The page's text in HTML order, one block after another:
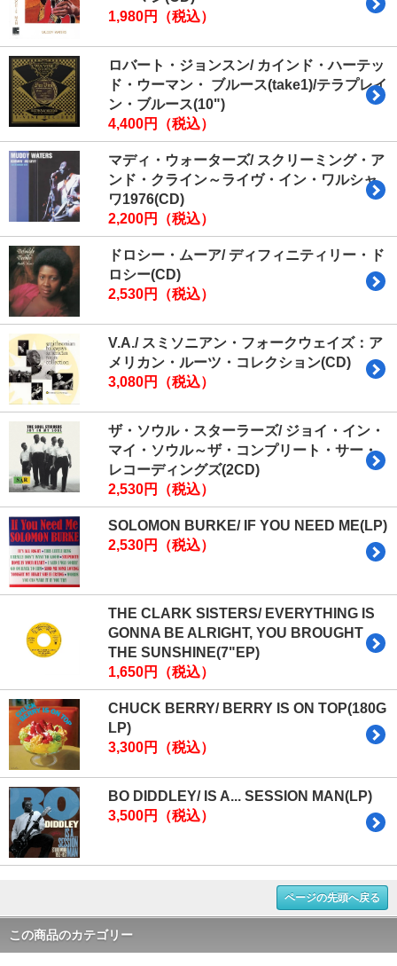
1,980円（税込）
ロバート・ジョンスン/ カインド・ハーテッ
ド・ウーマン・ ブルース(take1)/テラプレイ
ン・ブルース(10")
4,400円（税込）
マディ・ウォーターズ/ スクリーミング・ア
ンド・クライン～ライヴ・イン・ワルシャ
ワ1976(CD)
2,200円（税込）
ドロシー・ムーア/ ディフィニティリー・ド
ロシー(CD)
2,530円（税込）
V.A./ スミソニアン・フォークウェイズ：ア
メリカン・ルーツ・コレクション(CD)
3,080円（税込）
ザ・ソウル・スターラーズ/ ジョイ・イン・
マイ・ソウル～ザ・コンプリート・サー・
レコーディングズ(2CD)
2,530円（税込）
SOLOMON BURKE/ IF YOU NEED ME(LP)
2,530円（税込）
THE CLARK SISTERS/ EVERYTHING IS
GONNA BE ALRIGHT, YOU BROUGHT
THE SUNSHINE(7"EP)
1,650円（税込）
CHUCK BERRY/ BERRY IS ON TOP(180G
LP)
3,300円（税込）
BO DIDDLEY/ IS A... SESSION MAN(LP)
3,500円（税込）
ページの先頭へ戻る
この商品のカテゴリー